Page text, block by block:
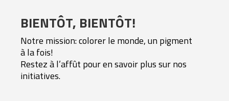
BIENTÔT, BIENTÔT!
Notre mission: colorer le monde, un pigment
à la fois!
Restez à l’affût pour en savoir plus sur nos
initiatives.